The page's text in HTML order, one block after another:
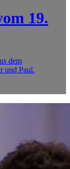
19.
dem
und Paul.